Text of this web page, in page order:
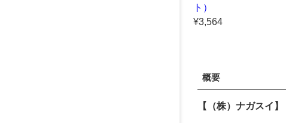
ト）
¥3,564
概要
【（株）ナガスイ】